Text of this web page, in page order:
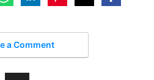
a Comment